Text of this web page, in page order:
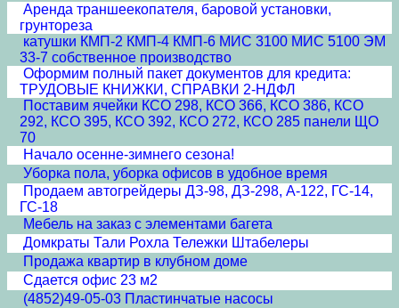
Аренда траншеекопателя, баровой установки,
грунтореза
катушки КМП-2 КМП-4 КМП-6 МИС 3100 МИС 5100 ЭМ
33-7 собственное производство
Оформим полный пакет документов для кредита:
ТРУДОВЫЕ КНИЖКИ, СПРАВКИ 2-НДФЛ
Поставим ячейки КСО 298, КСО 366, КСО 386, КСО
292, КСО 395, КСО 392, КСО 272, КСО 285 панели ЩО
70
Начало осенне-зимнего сезона!
Уборка пола, уборка офисов в удобное время
Продаем автогрейдеры ДЗ-98, ДЗ-298, А-122, ГС-14,
ГС-18
Мебель на заказ с элементами багета
Домкраты Тали Рохла Тележки Штабелеры
Продажа квартир в клубном доме
Сдается офис 23 м2
(4852)49-05-03 Пластинчатые насосы